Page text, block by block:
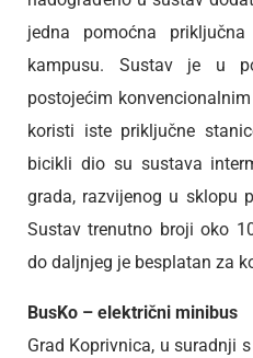
jedna pomoćna
kampusu. Sustav je u
postojećim
koristi iste priključne
bicikli dio su sustava
grada, razvijenog u sklopu
Sustav trenutno broji oko
do daljnjeg je besplatan za
BusKo – električni minibus
Grad Koprivnica, u suradnji